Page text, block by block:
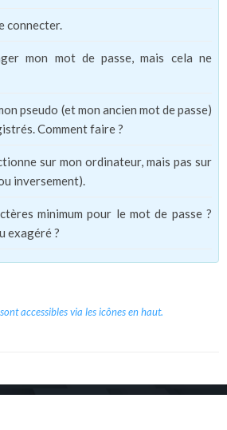
connecter.
mon mot de passe, mais cela ne
pseudo (et mon ancien mot de passe)
Comment faire ?
sur mon ordinateur, mais pas sur
inversement).
minimum pour le mot de passe ?
exagéré ?
accessibles via les icônes en haut.